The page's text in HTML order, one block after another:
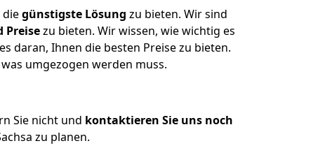
diegünstigste Lösung zu bieten. Wir sind
Preisezu bieten. Wir wissen, wie wichtig es
daran, Ihnen die besten Preise zu bieten.
umgezogen werden muss.
Sie nicht und kontaktieren Sie uns noch
zu planen.